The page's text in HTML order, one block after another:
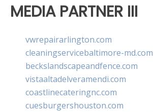
MEDIA PARTNER III
vwrepairarlington.com
cleaningservicebaltimore-md.com
beckslandscapeandfence.com
vistaaltadelveramendi.com
coastlinecateringnc.com
cuesburgershouston.com